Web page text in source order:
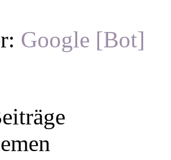
Google [Bot]